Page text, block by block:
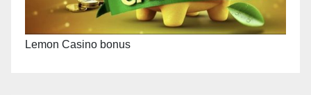
Lemon Casino bonus